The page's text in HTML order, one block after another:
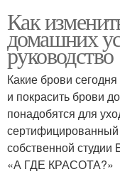
Как
домашних
руководство
Какие брови
и покрасить брови
понадобятся для
сертифицированный
собственной студии
«А ГДЕ КРАСОТА?»